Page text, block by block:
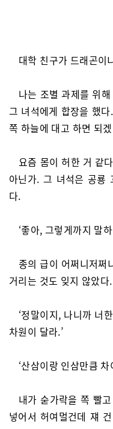
대학 친구가 드래곤이
나는 조별 과제를 위
그 녀석에게 합장을 했
쪽 하늘에 대고 하면 되
요즘 몸이 허한 거 같
아닌가. 그 녀석은 공룡
다.
‘좋아, 그렇게까지 말
종의 급이 어쩌니저쩌
거리는 것도 잊지 않았다.
‘정말이지, 나니까 너
차원이 달라.’
‘산삼이랑 인삼만큼 차
내가 숟가락을 쪽 빨
넣어서 허여멀건데 쟤